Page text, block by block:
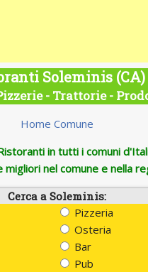
Soleminis (CA)
- Trattorie -
Home Comune
in tutti i comuni
nel comune e nella
Cerca a Soleminis:
Pizzeria
Osteria
Bar
Pub